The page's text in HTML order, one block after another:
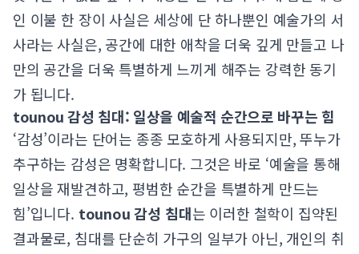
인 이불 한 장이 사실은 세상에 단 하나뿐인 예술가의 서
사라는 사실은, 공간에 대한 애착을 더욱 깊게 만들고 나
만의 공간을 더욱 특별하게 느끼게 해주는 강력한 동기
가 됩니다.
tounou 감성 침대: 일상을 예술적 순간으로 바꾸는 힘
‘감성’이라는 단어는 종종 모호하게 사용되지만, 뚜누가
추구하는 감성은 명확합니다. 그것은 바로 ‘예술을 통해
일상을 재발견하고, 평범한 순간을 특별하게 만드는
힘’입니다. tounou 감성 침대는 이러한 철학이 집약된
결과물로, 침대를 단순히 가구의 일부가 아닌, 개인의 취